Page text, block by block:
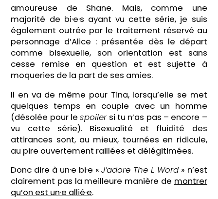
amoureuse de Shane. Mais, comme une
majorité de bi·e·s ayant vu cette série, je suis
également outrée par le traitement réservé au
personnage d’Alice : présentée dès le départ
comme bisexuelle, son orientation est sans
cesse remise en question et est sujette à
moqueries de la part de ses amies.
Il en va de même pour Tina, lorsqu’elle se met
quelques temps en couple avec un homme
(désolée pour lespoilersi tu n’as pas – encore –
vu cette série). Bisexualité et fluidité des
attirances sont, au mieux, tournées en ridicule,
au pire ouvertement raillées et délégitimées.
Donc dire à un·e bi·e «J’adore The L Word» n’est
clairement pas la meilleure manière de montrer
qu’on est un·e allié·e.